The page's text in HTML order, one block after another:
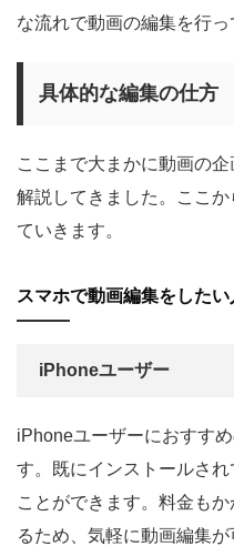
な流れで動画の編集を行っ
具体的な編集の仕方
ここまで大まかに動画の
解説してきました。ここ
ていきます。
スマホで動画編集をしたい
iPhoneユーザー
iPhoneユーザーにおすす
す。既にインストールさ
ことができます。料金も
るため、気軽に動画編集が